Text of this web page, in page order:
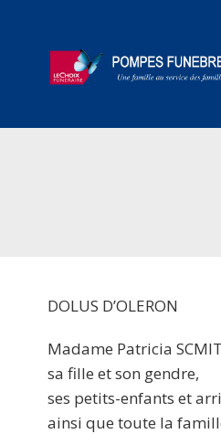
DOLUS D’OLERON
Madame Patricia
sa fille et son gendre,
ses petits-enfants et
ainsi que toute la